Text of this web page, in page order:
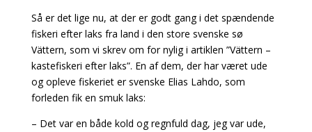
Så er det lige nu, at der er godt gang i det spændende
fiskeri efter laks fra land i den store svenske sø
Vättern, som vi skrev om for nylig i artiklen ”Vättern –
kastefiskeri efter laks”. En af dem, der har været ude
og opleve fiskeriet er svenske Elias Lahdo, som
forleden fik en smuk laks:
– Det var en både kold og regnfuld dag, jeg var ude,